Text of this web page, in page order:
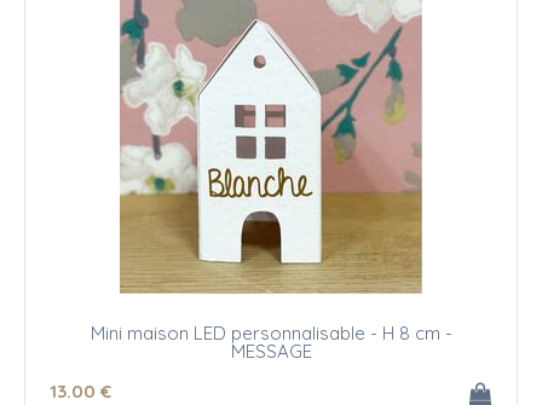
Mini maison LED personnalisable - H 8 cm -
MESSAGE
13.00 €